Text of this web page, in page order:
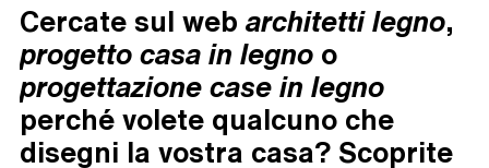
Cercate sul web architetti legno,
progetto casa in legno o
progettazione case in legno
perché volete qualcuno che
disegni la vostra casa? Scoprite